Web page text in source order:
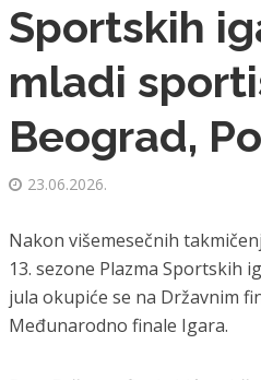
Sportskih
mladi
Beograd,
23.06.2026.
Nakon višemesečnih
13. sezone Plazma Sportskih
jula okupiće se na Državnim
Međunarodno finale Igara.